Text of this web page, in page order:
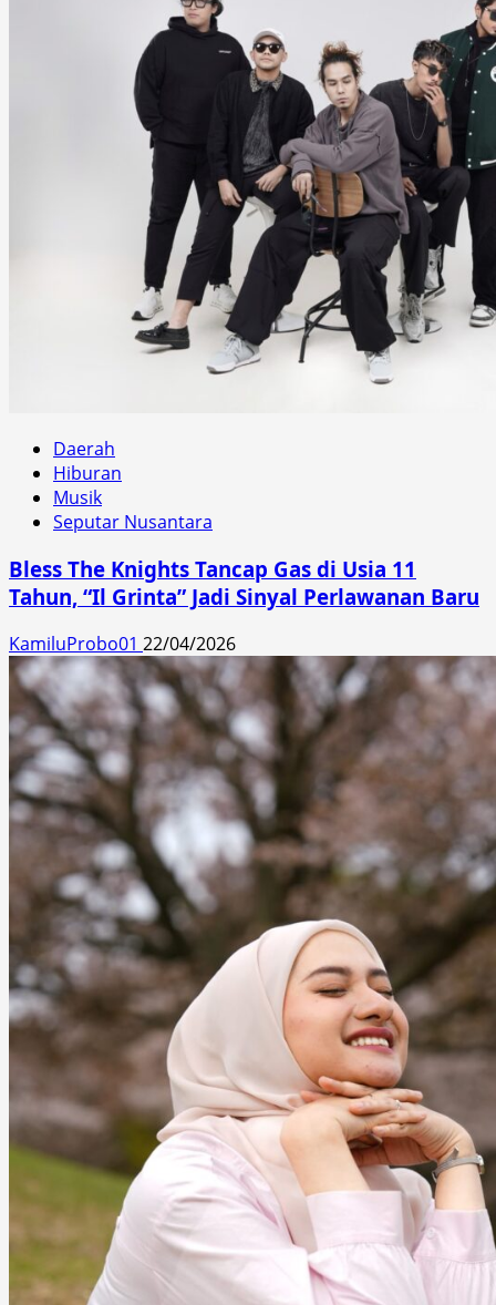
Daerah
Hiburan
Musik
Seputar Nusantara
Bless The Knights Tancap Gas di Usia 11
Tahun, “Il Grinta” Jadi Sinyal Perlawanan Baru
KamiluProbo01 22/04/2026